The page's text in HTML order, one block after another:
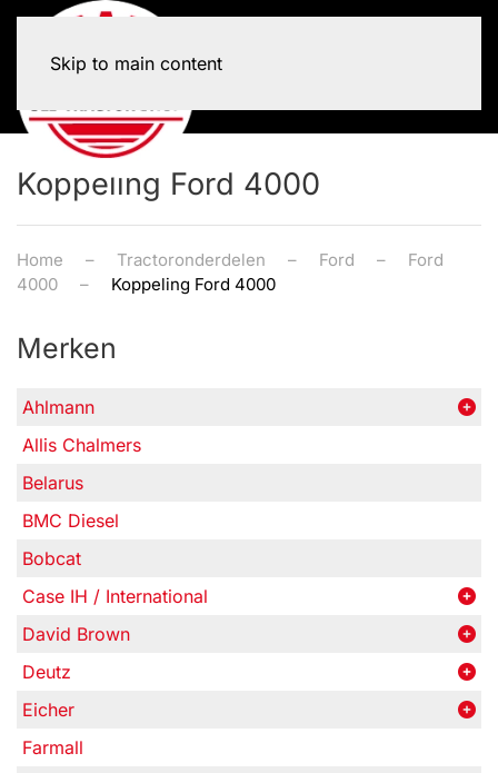
Skip to main content
Koppeling Ford 4000
Home Tractoronderdelen Ford
Ford
4000
Koppeling Ford 4000
Merken
Ahlmann
Allis Chalmers
Belarus
BMC Diesel
Bobcat
Case IH / International
David Brown
Deutz
Eicher
Farmall